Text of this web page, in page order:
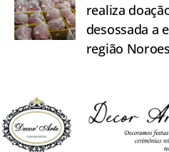
realiza
desossada a
região